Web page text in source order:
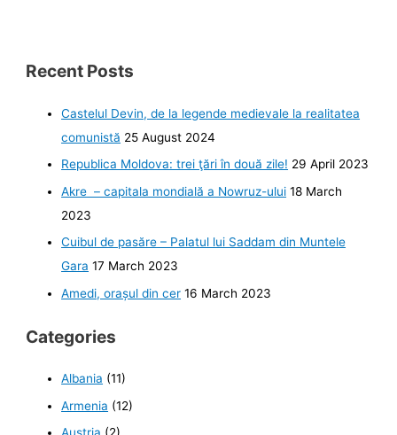
Recent Posts
Castelul Devin, de la legende medievale la realitatea
comunistă 25 August 2024
Republica Moldova: trei ţări în două zile! 29 April 2023
Akre – capitala mondială a Nowruz-ului 18 March
2023
Cuibul de pasăre – Palatul lui Saddam din Muntele
Gara 17 March 2023
Amedi, orașul din cer 16 March 2023
Categories
Albania (11)
Armenia (12)